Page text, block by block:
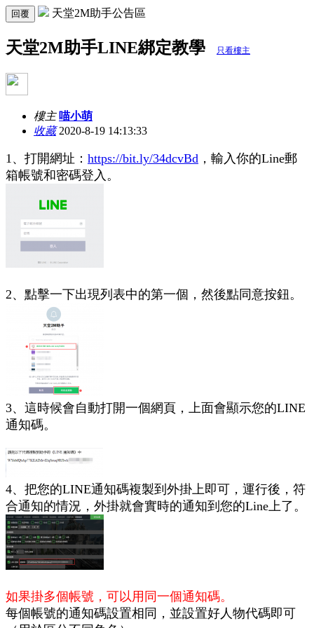
回覆 天堂2M助手公告區
天堂2M助手LINE綁定教學 只看樓主
樓主 喵小萌
收藏2020-8-19 14:13:33
1、打開網址： https://bit.ly/34dcvBd ，輸入你的Line郵
箱帳號和密碼登入。
2、點擊一下出現列表中的第一個，然後點同意按鈕。
3、這時候會自動打開一個網頁，上面會顯示您的LINE
通知碼。
4、把您的LINE通知碼複製到外掛上即可，運行後，符
合通知的情況，外掛就會實時的通知到您的Line上了。
如果掛多個帳號，可以用同一個通知碼。
每個帳號的通知碼設置相同，並設置好人物代碼即可